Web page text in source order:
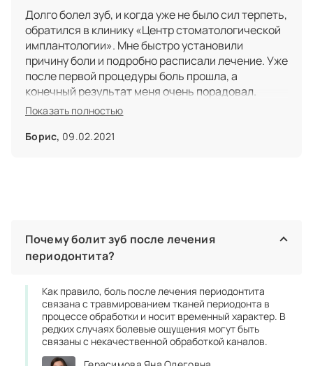
Долго болел зуб, и когда уже не было сил терпеть,
обратился в клинику «Центр стоматологической
имплантологии». Мне быстро установили
причину боли и подробно расписали лечение. Уже
после первой процедуры боль прошла, а
конечный результат меня очень порадовал.
Показать полностью
Борис, 09.02.2021
Почему болит зуб после лечения
периодонтита?
Как правило, боль после лечения периодонтита
связана с травмированием тканей периодонта в
процессе обработки и носит временный характер. В
редких случаях болевые ощущения могут быть
связаны с некачественной обработкой каналов.